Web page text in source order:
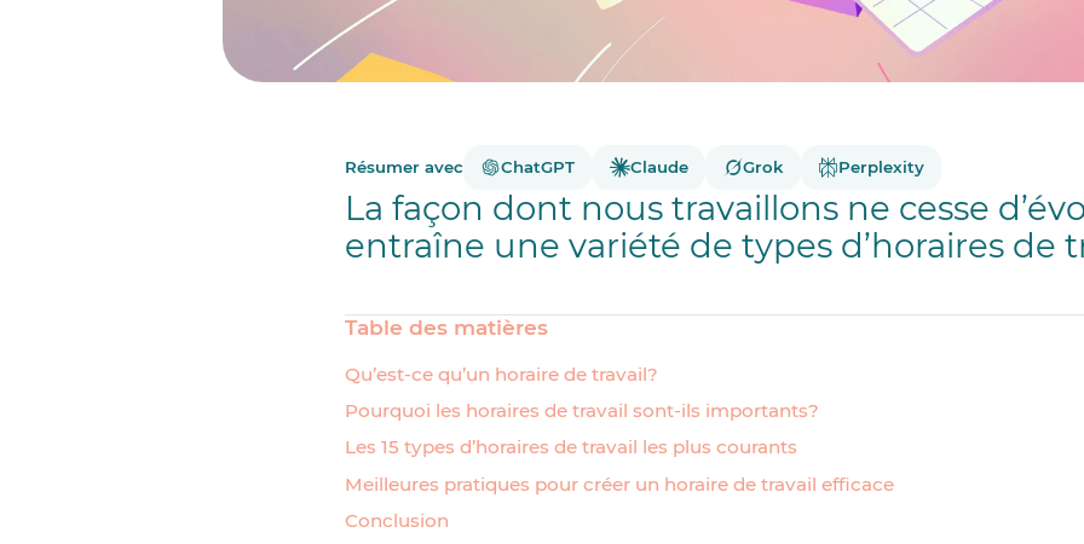
Résumer avec ChatGPT Claude Grok Perplexity
La façon dont nous travaillons ne cesse
entraîne une variété de types d’horaires de
Table des matières
Qu’est-ce qu’un horaire de travail?
Pourquoi les horaires de travail sont-ils importants?
Les 15 types d’horaires de travail les plus courants
Meilleures pratiques pour créer un horaire de travail efficace
Conclusion